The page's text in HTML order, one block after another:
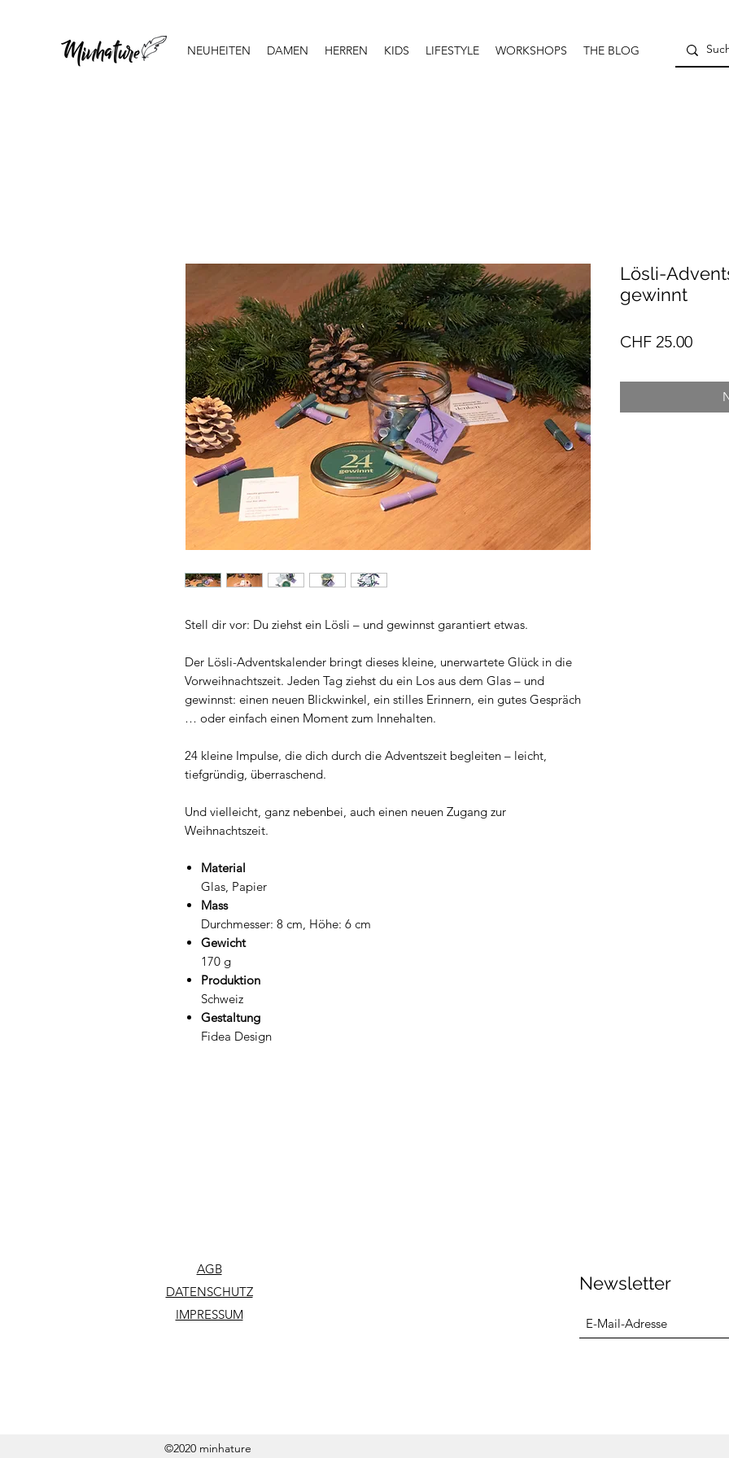
NEUHEITEN DAMEN HERREN KIDS LIFESTYLE WORKSHOPS THE BLOG
Stell dir vor: Du ziehst ein Lösli – und gewinnst garantiert etwas.
Der Lösli-Adventskalender bringt dieses kleine, unerwartete Glück in die
Vorweihnachtszeit. Jeden Tag ziehst du ein Los aus dem Glas – und
gewinnst: einen neuen Blickwinkel, ein stilles Erinnern, ein gutes Gespräch
… oder einfach einen Moment zum Innehalten.
24 kleine Impulse, die dich durch die Adventszeit begleiten – leicht,
tiefgründig, überraschend.
Und vielleicht, ganz nebenbei, auch einen neuen Zugang zur
Weihnachtszeit.
Material
Glas, Papier
Mass
Durchmesser: 8 cm, Höhe: 6 cm
Gewicht
170 g
Produktion
Schweiz
Gestaltung
Fidea Design
Lösli-
gewinnt
CHF 25.00Preis
AGB
DATENSCHUTZ
IMPRESSUM
Newsletter
©2020 minhature